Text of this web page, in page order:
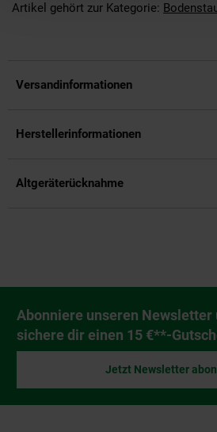
Artikel gehört zur Kategorie:
Versandinformationen
Herstellerinformationen
Altgeräterücknahme
Newsletter Anmeldung
Abonniere unseren Newsletter
sichere dir einen 15 €**-
Jetzt Newsletter